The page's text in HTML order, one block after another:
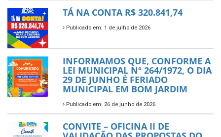
TÁ NA CONTA R$ 320.841,74
Publicado em: 1 de julho de 2026
INFORMAMOS QUE, CONFORME A
LEI MUNICIPAL Nº 264/1972, O DIA
29 DE JUNHO É FERIADO
MUNICIPAL EM BOM JARDIM
Publicado em: 26 de junho de 2026
CONVITE – OFICINA II DE